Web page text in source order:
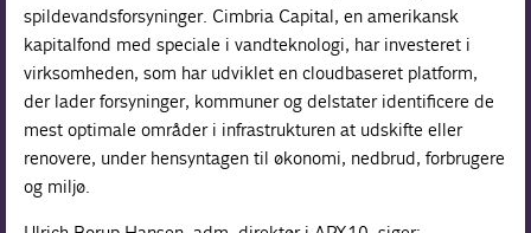
spildevandsforsyninger. Cimbria Capital, en amerikansk
kapitalfond med speciale i vandteknologi, har investeret i
virksomheden, som har udviklet en cloudbaseret platform,
der lader forsyninger, kommuner og delstater identificere de
mest optimale områder i infrastrukturen at udskifte eller
renovere, under hensyntagen til økonomi, nedbrud, forbrugere
og miljø.